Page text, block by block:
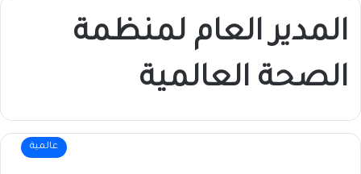
المدير العام لمنظمة
الصحة العالمية
عالمية